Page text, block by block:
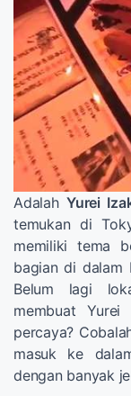
Adalah Yurei
temukan di
memiliki tema
bagian di dalam
Belum lagi
membuat Yurei
percaya?
masuk ke
dengan banyak